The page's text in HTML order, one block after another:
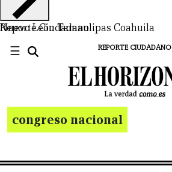
Nuevo LeónTamaulipas Coahuila
Reporte Ciudadano
☰ REPORTE CIUDADANO
congreso nacional